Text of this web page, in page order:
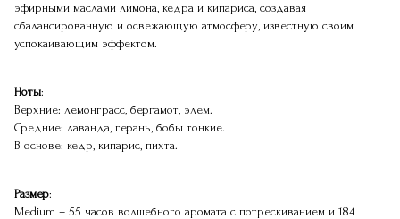
эфирными маслами лимона, кедра и кипариса, создавая
сбалансированную и освежающую атмосферу, известную своим
успокаивающим эффектом.
Ноты:
Верхние: лемонграсс, бергамот, элем.
Средние: лаванда, герань, бобы тонкие.
В основе: кедр, кипарис, пихта.
Размер:
Medium – 55 часов волшебного аромата с потрескиванием и 184